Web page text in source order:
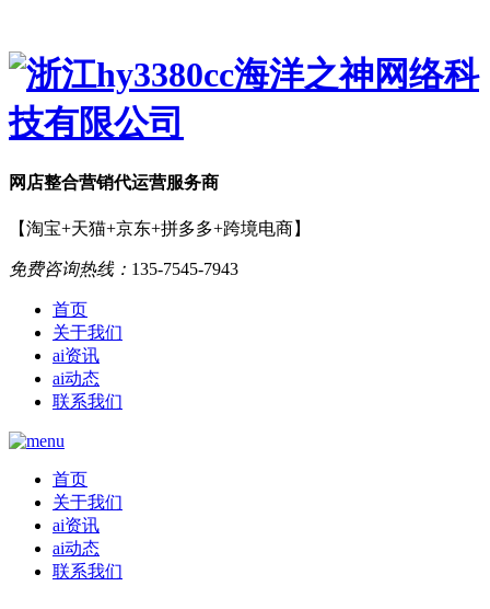
网店整合营销代运营服务商
【淘宝+天猫+京东+拼多多+跨境电商】
免费咨询热线： 135-7545-7943
首页
关于我们
ai资讯
ai动态
联系我们
首页
关于我们
ai资讯
ai动态
联系我们